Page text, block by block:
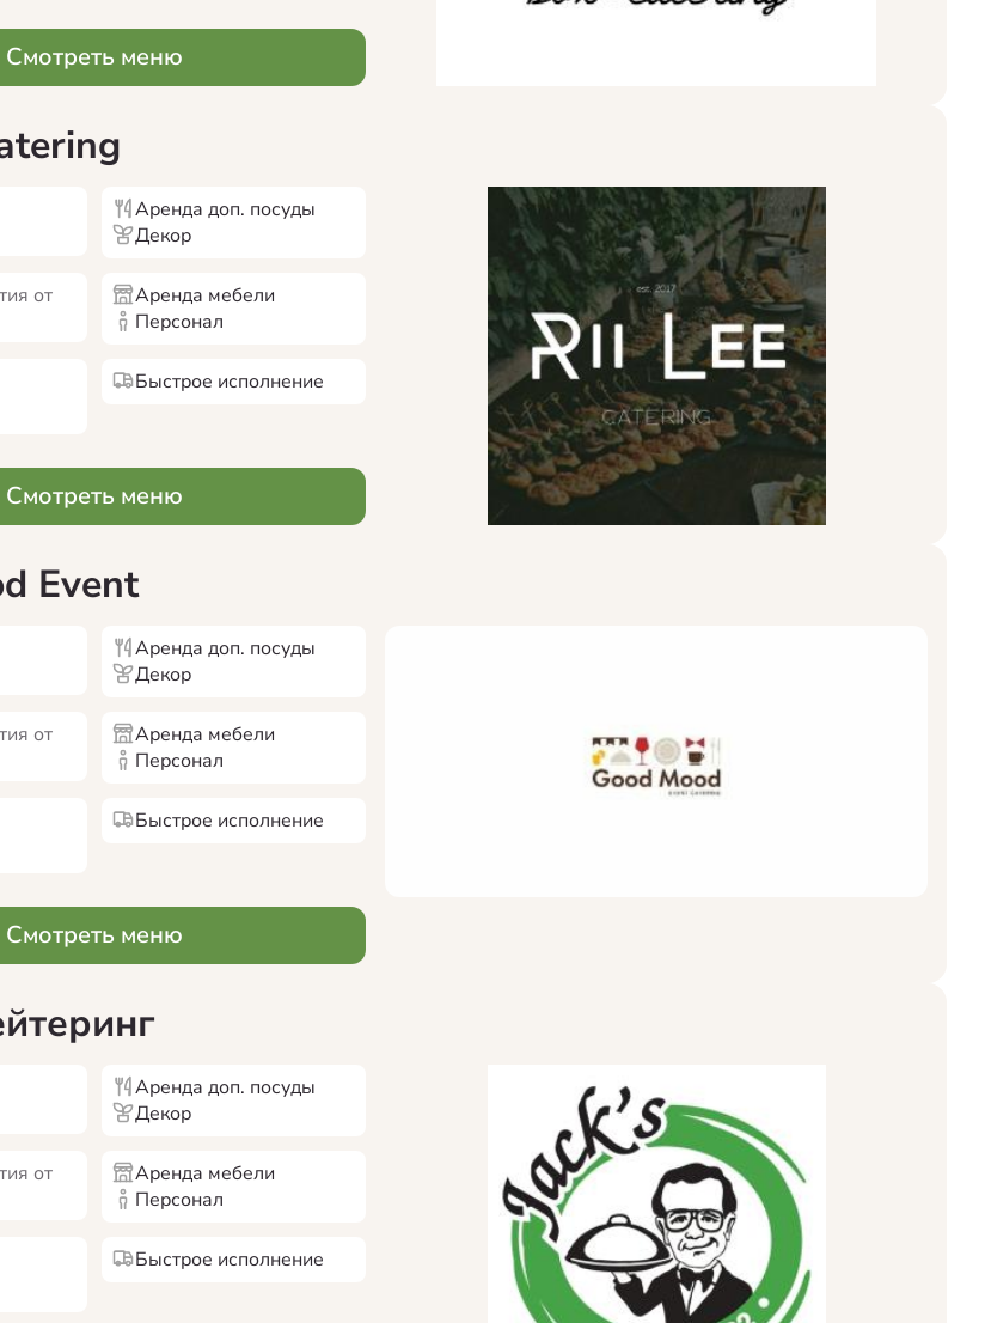
Смотреть меню
Аренда доп. посуды
Декор
от
Аренда мебели
Персонал
Быстрое исполнение
Смотреть меню
Event
Аренда доп. посуды
Декор
от
Аренда мебели
Персонал
Быстрое исполнение
Смотреть меню
Аренда доп. посуды
Декор
от
Аренда мебели
Персонал
Быстрое исполнение